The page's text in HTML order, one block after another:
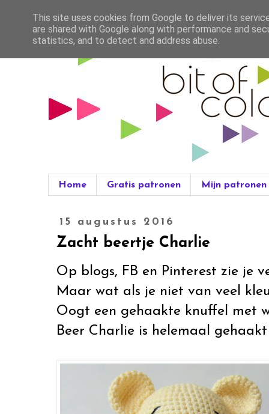
Home Gratis patronen Mijn patronen
15 augustus 2016
Zacht beertje Charlie
Op blogs, FB en Pinterest zie je
Maar wat als je niet van veel
Oogt een gehaakte knuffel met
Beer Charlie is helemaal
This site uses cookies from Google to deliver its
are shared with Google along with performance and
statistics, and to detect and address abuse.